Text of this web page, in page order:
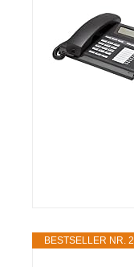
BESTSELLER NR. 2